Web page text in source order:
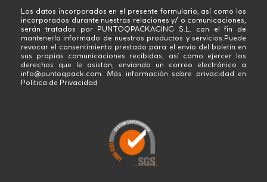
Los datos incorporados en el presente formulario, así como los
incorporados durante nuestras relaciones y/ o comunicaciones,
serán tratados por PUNTOQPACKAGING S.L. con el fin de
mantenerlo informado de nuestros productos y servicios.Puede
revocar el consentimiento prestado para el envío del boletín en
sus propias comunicaciones recibidas, así como ejercer los
derechos que le asistan, enviando un correo electrónico a
info@puntoqpack.com. Más información sobre privacidad en
Politica de Privacidad